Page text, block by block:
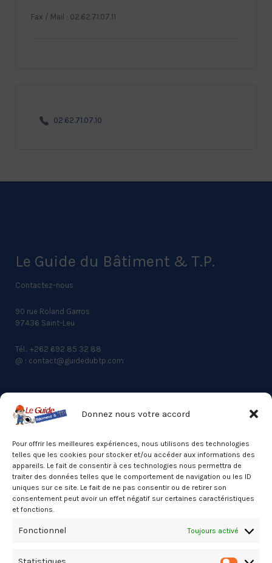
Donnez nous votre accord
Pour offrir les meilleures expériences, nous utilisons des technologies
telles que les cookies pour stocker et/ou accéder aux informations des
appareils. Le fait de consentir à ces technologies nous permettra de
traiter des données telles que le comportement de navigation ou les ID
uniques sur ce site. Le fait de ne pas consentir ou de retirer son
consentement peut avoir un effet négatif sur certaines caractéristiques
et fonctions.
Fonctionnel Toujours activé
Fax / Mail : 02.62.71.07.11
02.62.71.07.10
Le Guide du Bâtiment & T.P.
Contactez-nous
90 rue Roland Garros
97436 Saint-Leu
Tél.: +262 692 85 32 88
@ : contact@guidedubtp.com
ACCES RAPIDE
Actualités du BTP
Annuaire
Besoin d’un professionnel ?
Mentions légales